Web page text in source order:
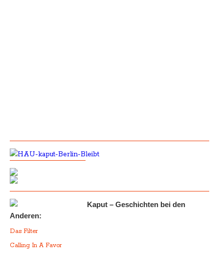
Kaput – Geschichten bei den
Anderen:
Das Filter
Calling In A Favor